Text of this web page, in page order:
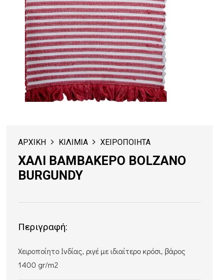
ΑΡΧΙΚΗ ΚΙΛΙΜΙΑ ΧΕΙΡΟΠΟΙΗΤΑ
ΧΑΛΙ ΒΑΜΒΑΚΕΡΟ BOLZANO
BURGUNDY
Περιγραφή:
Χειροποίητο Ινδίας, ριγέ με ιδιαίτερο κρόσι, βάρος
1400 gr/m2